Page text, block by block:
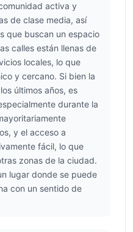
activa y
de clase media, así
que buscan un espacio
calles están llenas de
locales, lo que
y cercano. Si bien la
últimos años, es
durante la
y el acceso a
fácil, lo que
zonas de la ciudad.
lugar donde se puede
con un sentido de